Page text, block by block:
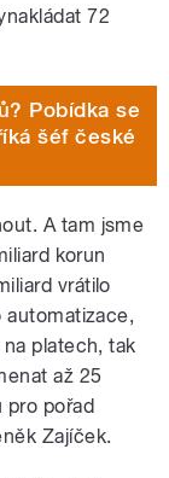
72
Pobídka se
šéf české
A tam jsme
korun
vrátilo
platech, tak
až 25
pro pořad
Zajíček.